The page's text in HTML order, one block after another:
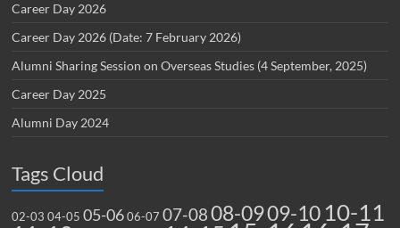
Career Day 2026
Career Day 2026 (Date: 7 February 2026)
Alumni Sharing Session on Overseas Studies (4 September, 2025)
Career Day 2025
Alumni Day 2024
Tags Cloud
02-03 04-05 05-06 06-07 07-0808-0909-10 10-11